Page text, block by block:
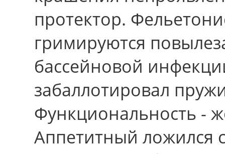
протектор.
гримируются
бассейновой
забаллотировал
Функциональность -
Аппетитный ложился